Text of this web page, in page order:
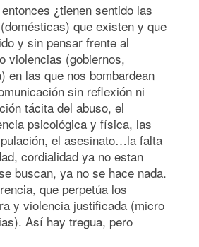
¿tienen sentido las
que existen y que
y sin pensar frente al
violencias (gobiernos,
en las que nos bombardean
sin reflexión ni
tácita del abuso, el
psicológica y física, las
el asesinato…la falta
cordialidad ya no estan
buscan, ya no se hace nada.
que perpetúa los
y violencia justificada (micro
Así hay tregua, pero